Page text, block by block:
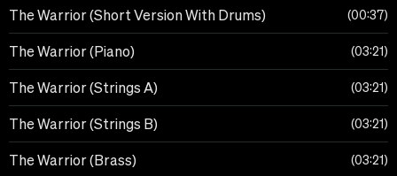
The Warrior (Short Version With Drums) 00:37
The Warrior (Piano) 03:21
The Warrior (Strings A) 03:21
The Warrior (Strings B) 03:21
The Warrior (Brass) 03:21